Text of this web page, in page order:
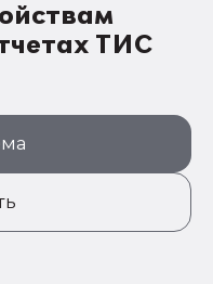
ТИС